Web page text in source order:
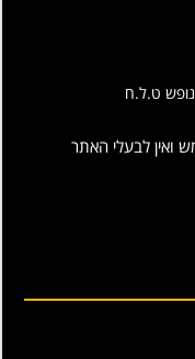
ט.ל.ח
ואין לבעלי האתר